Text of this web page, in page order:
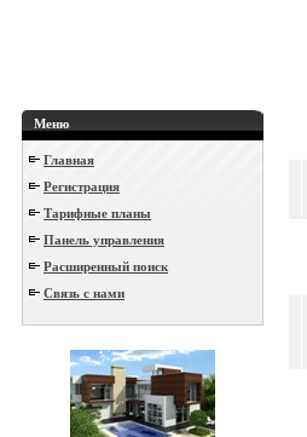
Меню
Главная
Регистрация
Тарифные планы
Панель управления
Расширенный поиск
Связь с нами